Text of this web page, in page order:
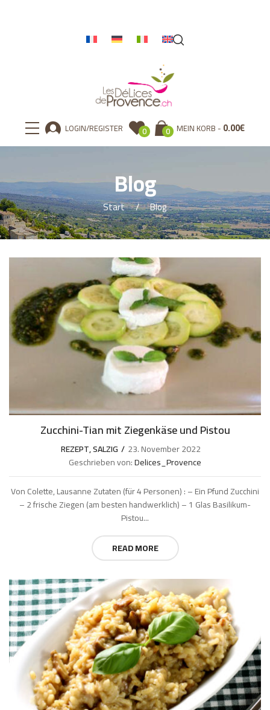
LOGIN/REGISTER 0 0 MEIN KORB 0.00€
Blog
Start Blog
Zucchini-Tian mit Ziegenkäse und Pistou
REZEPT,SALZIG
23. November 2022
Geschrieben von:Delices_Provence
Von Colette, Lausanne Zutaten (für 4 Personen) : – Ein Pfund Zucchini
– 2 frische Ziegen (am besten handwerklich) – 1 Glas Basilikum-
Pistou...
READ MORE